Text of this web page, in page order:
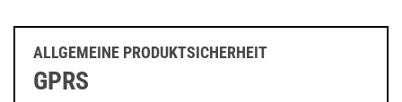
ALLGEMEINE PRODUKTSICHERHEIT
GPRS